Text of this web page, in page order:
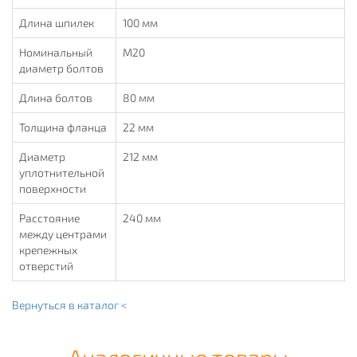
Длина шпилек 100 мм
Номинальный
диаметр болтов
М20
Длина болтов 80 мм
Толщина фланца 22 мм
Диаметр
уплотнительной
поверхности
212 мм
Расстояние
между центрами
крепежных
отверстий
240 мм
Вернуться в каталог <